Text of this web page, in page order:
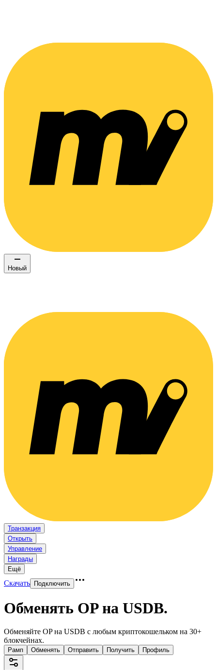
Новый
Транзакция
Открыть
Управление
Награды
Ещё
Скачать Подключить
Обменять OP на USDB.
Обменяйте OP на USDB с любым криптокошельком на 30+
блокчейнах.
Рамп Обменять Отправить Получить Профиль